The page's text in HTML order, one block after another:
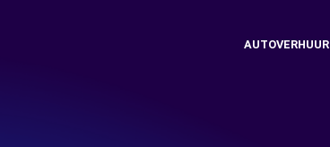
AUTOVERHUUR